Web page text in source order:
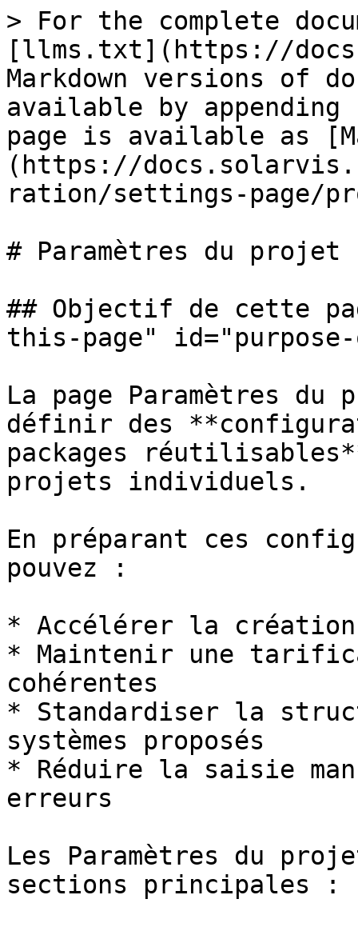
> For the complete
[llms.txt](https://
Markdown versions of
available by
page is available as
(https://
ration/settings-page/
# Paramètres du projet
## Objectif de cette
this-page"
La page Paramètres du
définir des
packages
projets individuels.
En préparant ces
pouvez :
* Accélérer la
* Maintenir une
cohérentes
* Standardiser la
systèmes proposés
* Réduire la saisie
erreurs
Les Paramètres du
sections principales :